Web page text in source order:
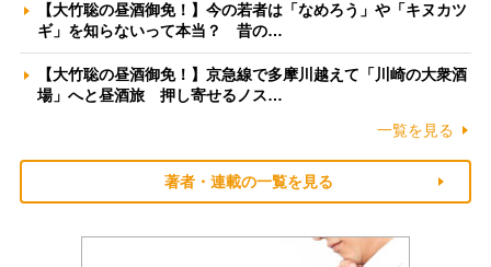
【大竹聡の昼酒御免！】今の若者は「なめろう」や「キヌカツ
ギ」を知らないって本当？ 昔の…
【大竹聡の昼酒御免！】京急線で多摩川越えて「川崎の大衆酒
場」へと昼酒旅 押し寄せるノス…
一覧を見る
著者・連載の一覧を見る